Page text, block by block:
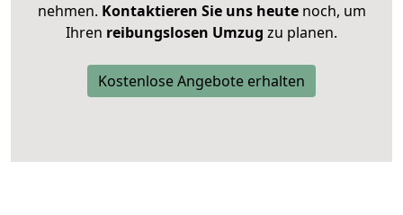
nehmen. Kontaktieren Sie uns heutenoch, um
Ihren reibungslosen Umzug zu planen.
Kostenlose Angebote erhalten